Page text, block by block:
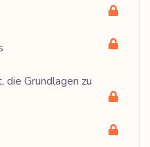
Grundlagen zu